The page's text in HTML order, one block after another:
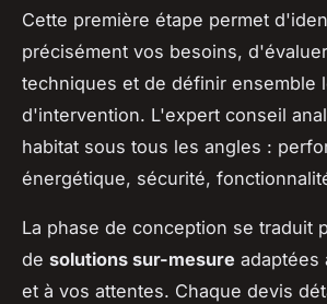
Cette première étape permet
précisément vos besoins,
techniques et de définir ensemble
d'intervention. L'expert conseil
habitat sous tous les angles :
énergétique, sécurité,
La phase de conception se traduit
de solutions sur-mesure adaptées
et à vos attentes. Chaque devis